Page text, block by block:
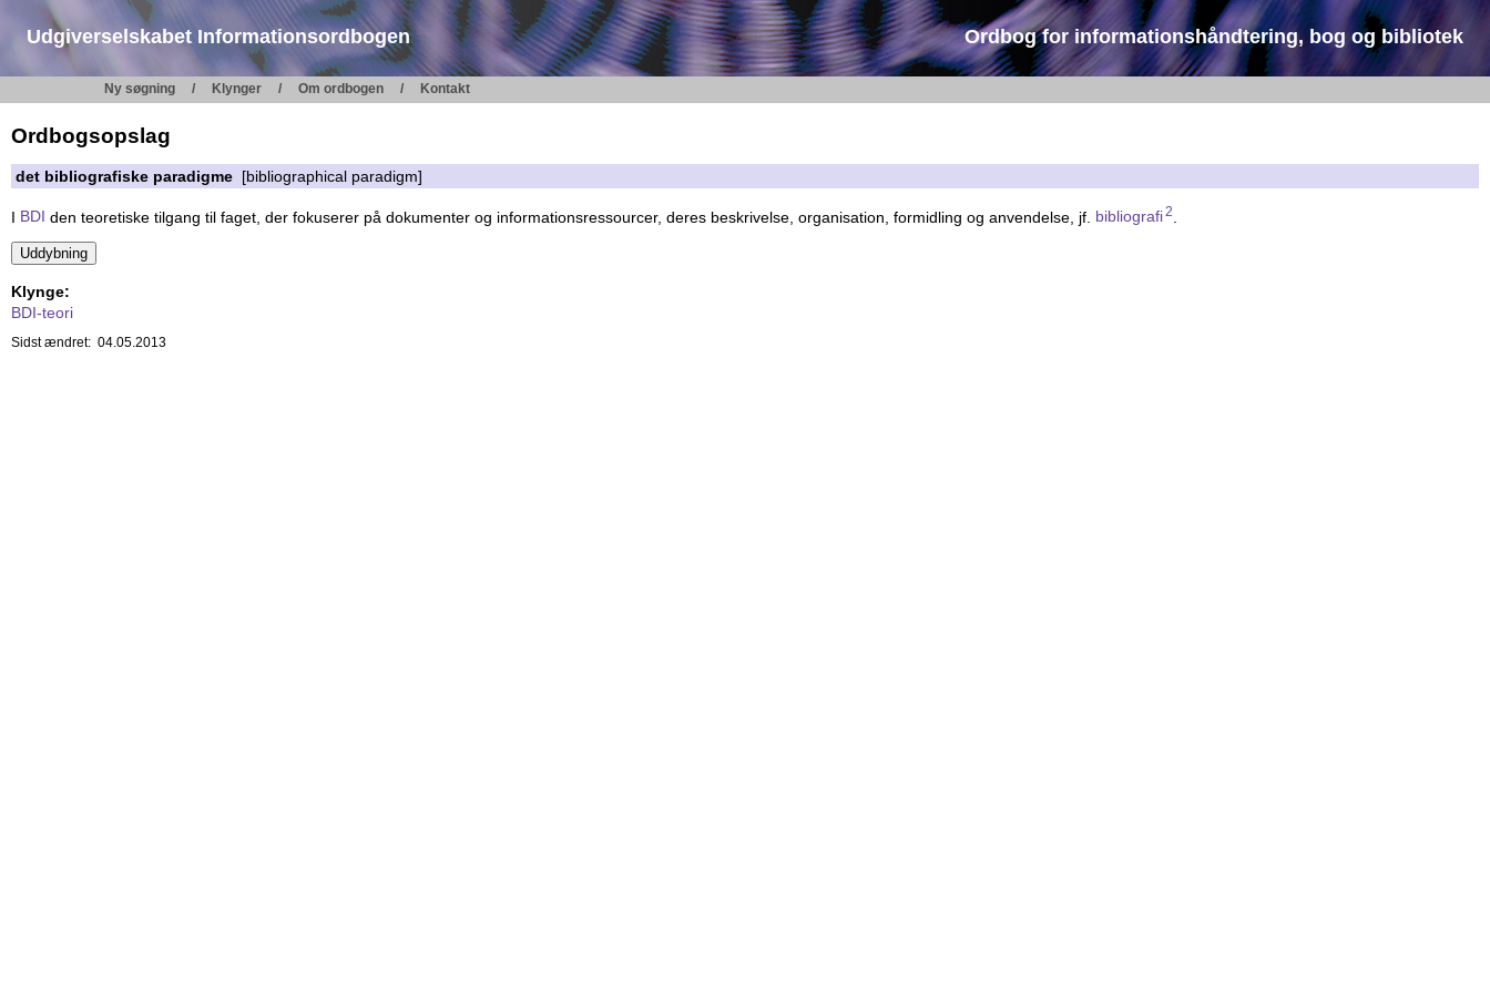
Udgiverselskabet Informationsordbogen Ordbog for informationshåndtering, bog og bibliotek
Ny søgning Klynger Om ordbogen Kontakt
Ordbogsopslag
det bibliografiske paradigme [bibliographical paradigm]
I BDI den teoretiske tilgang til faget, der fokuserer på dokumenter og informationsressourcer, deres beskrivelse, organisation, formidling og anvendelse, jf. bibliografi2
Klynge:
BDI-teori
Sidst ændret: 04.05.2013